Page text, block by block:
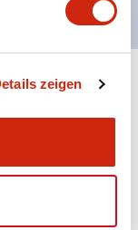
zeigen